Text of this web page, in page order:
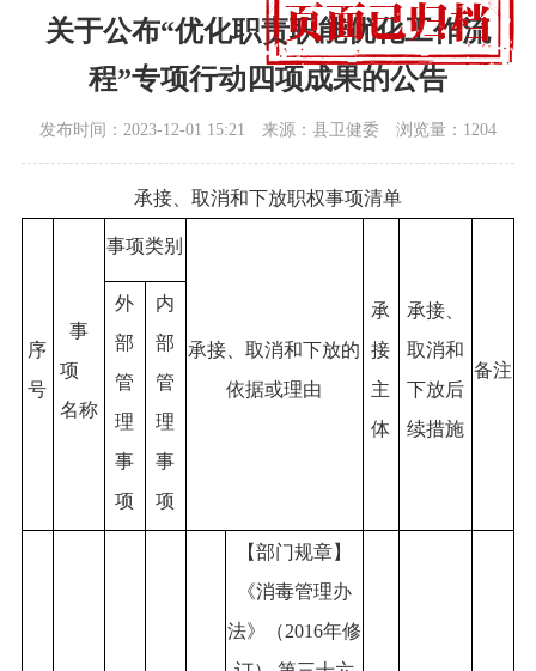
关于公布“优化职责职能优化工作流
程”专项行动四项成果的公告
发布时间：2023-12-01 15:21 来源：县卫健委 浏览量：1204
承接、取消和下放职权事项清单
序
号
事
项
名称
事项类别
承接、取消和下放的
依据或理由
承
接
主
体
承接、
取消和
下放后
续措施
备注
外
部
管
理
事
项
内
部
管
理
事
项
【部门规章】
《消毒管理办
法》（2016年修